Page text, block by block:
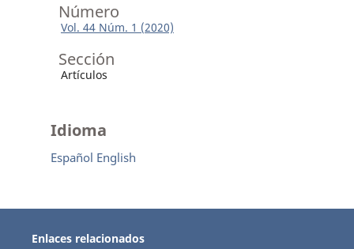
Número
Vol. 44 Núm. 1 (2020)
Sección
Artículos
Idioma
Español English
Enlaces relacionados